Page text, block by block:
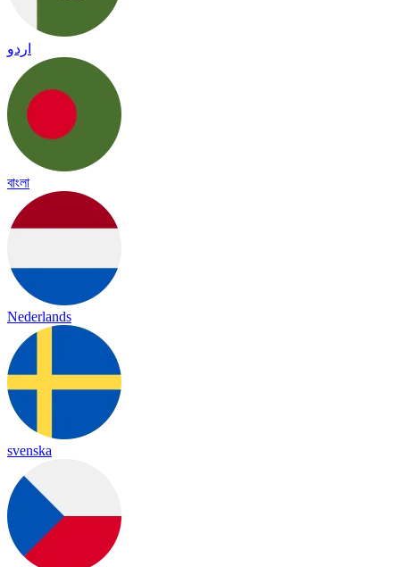
اردو
বাংলা
Nederlands
svenska